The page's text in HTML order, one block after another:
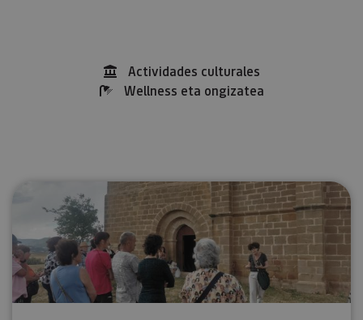
Actividades culturales
Wellness eta ongizatea